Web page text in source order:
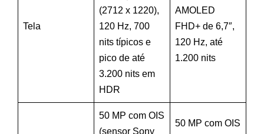
Tela
(2712 x 1220),
120 Hz, 700
nits típicos e
pico de até
3.200 nits em
HDR
AMOLED
FHD+ de 6,7″,
120 Hz, até
1.200 nits
50 MP com OIS
(sensor Sony
50 MP com OIS